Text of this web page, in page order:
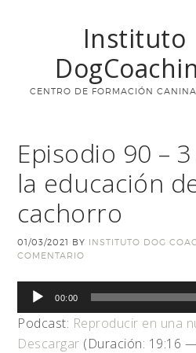
Instituto
CENTRO DE FORMACIÓN
Episodio 90 –
la educación
cachorro
01/03/2021 BY INSTITUTO DOG
COMENTARIO
Reproductor
de
audio
00:00
Podcast: Reproducir en una
Descargar (Duración: 19:16